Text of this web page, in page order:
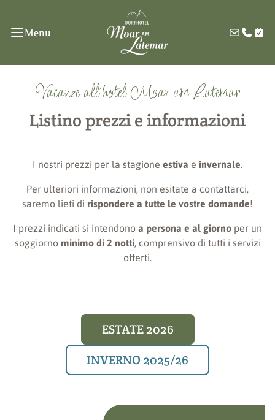
Menu
Vacanze all'hotel Moar am Latemar
Listino prezzi e informazioni
I nostri prezzi per la stagione estiva e invernale.
Per ulteriori informazioni, non esitate a contattarci,
saremo lieti di rispondere a tutte le vostre domande!
I prezzi indicati si intendonoa persona e al giorno per un
soggiorno minimo di 2 notti, comprensivo di tutti i servizi
offerti.
ESTATE 2026
INVERNO 2025/26